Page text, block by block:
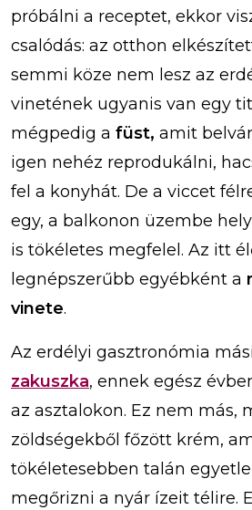
próbálni a receptet, ekkor
csalódás: az otthon
semmi köze nem lesz az
vinetének ugyanis van egy
mégpedig a füst, amit
igen nehéz reprodukálni,
fel a konyhát. De a viccet
egy, a balkonon üzembe
is tökéletes megfelel. Az itt
legnépszerűbb egyébként a
vinete.
Az erdélyi gasztronómia
zakuszka, ennek egész
az asztalokon. Ez nem más,
zöldségekből főzött krém,
tökéletesebben talán
megőrizni a nyár ízeit télire.